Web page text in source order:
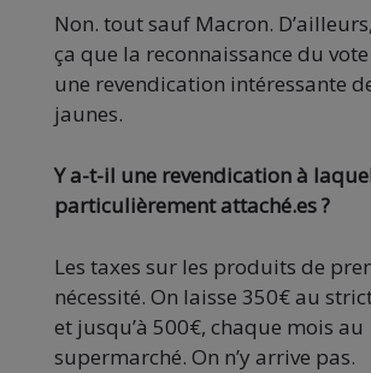
Non. tout sauf Macron.
ça que la reconnaissance du
une revendication intéressante
jaunes.
Y a-t-il une revendication à
particulièrement attaché.es ?
Les taxes sur les produits de
nécessité. On laisse 350€ au
et jusqu’à 500€, chaque mois au
supermarché. On n’y arrive pas.